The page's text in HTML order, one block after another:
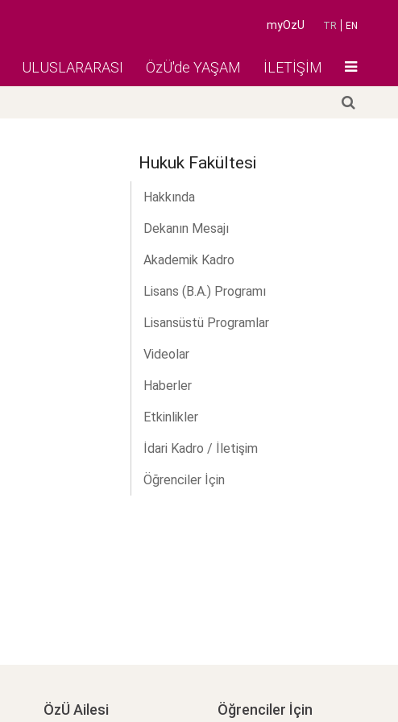
TR EN
myOzU
ULUSLARARASI ÖzÜ'de YAŞAM İLETİŞİM
Hukuk Fakültesi
Hakkında
Dekanın Mesajı
Akademik Kadro
Lisans (B.A.) Programı
Lisansüstü Programlar
Videolar
Haberler
Etkinlikler
İdari Kadro / İletişim
Öğrenciler İçin
ÖzÜ Ailesi Öğrenciler İçin